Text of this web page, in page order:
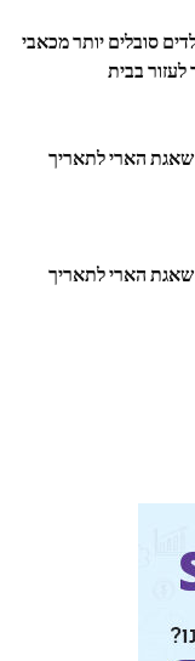
סובלים יותר מכאבי
בבית
הארי לתאריך
הארי לתאריך